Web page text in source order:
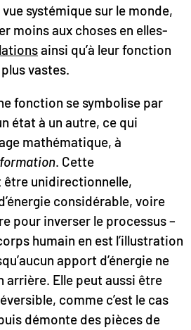
systémique sur le monde,
moins aux choses en elles-
ainsi qu’à leur fonction
vastes.
fonction se symbolise par
état à un autre, ce qui
mathématique, à
. Cette
unidirectionnelle,
considérable, voire
pour inverser le processus –
humain en est l’illustration
apport d’énergie ne
arrière. Elle peut aussi être
comme c’est le cas
démonte des pièces de